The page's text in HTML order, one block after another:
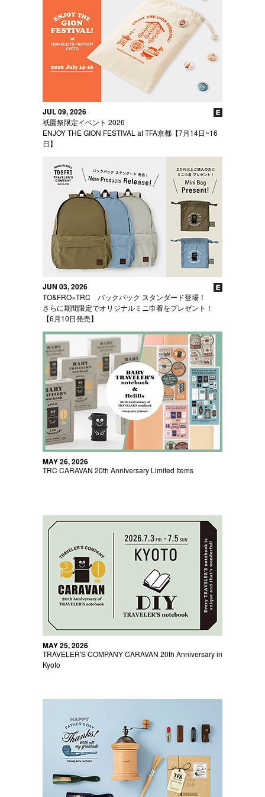
JUL 09, 2026
祇園祭限定イベント 2026
ENJOY THE GION FESTIVAL at TFA京都【7月14日~16
日】
JUN 03, 2026
TO&FRO×TRC バックパック スタンダード登場！
さらに期間限定でオリジナルミニ巾着をプレゼント！
【6月10日発売】
MAY 26, 2026
TRC CARAVAN 20th Anniversary Limited Items
MAY 25, 2026
TRAVELER'S COMPANY CARAVAN 20th Anniversary in
Kyoto